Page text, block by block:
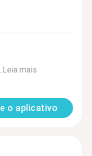
Leia mais
o aplicativo